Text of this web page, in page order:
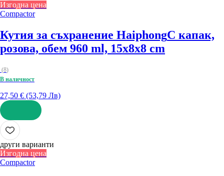
Изгодна цена
Compactor
Кутия за съхранение HaiphongС капак,
розова, обем 960 ml, 15x8x8 cm
(8)
В наличност
27,50 € (53,79 Лв)
ДОБАВИ
други варианти
Изгодна цена
Compactor